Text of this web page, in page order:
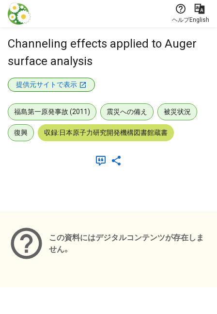
本文に飛ぶ
ヘルプEnglish
Channeling effects applied to Auger
surface analysis
提供元サイトで表示
福島第一原発事故 (2011) 震災への備え 被災状況
復興 収録:日本原子力研究開発機構図書館蔵書
この資料にはデジタルコンテンツが存在しま
せん。